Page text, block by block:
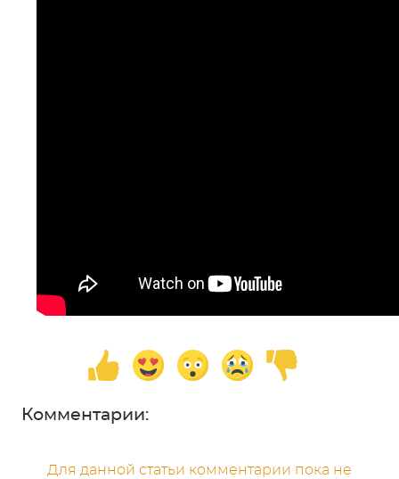
Комментарии:
Для данной статьи комментарии пока не